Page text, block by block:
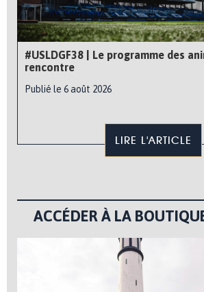
#USLDGF38 | Le programme des
rencontre
Publié le 6 août 2026
LIRE L'ARTICLE
ACCÉDER À LA